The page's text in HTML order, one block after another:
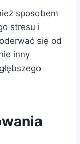
sposobem
stresu i
się od
inny